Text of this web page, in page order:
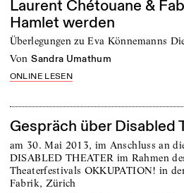
Laurent Chétouane &
Hamlet werden
Überlegungen zu Eva Könnemanns
von Sandra Umathum
ONLINE LESEN
Gespräch über Disabled
am 30. Mai 2013, im Anschluss an
DISABLED THEATER im Rahmen
Theaterfestivals OKKUPATION! in
Fabrik, Zürich